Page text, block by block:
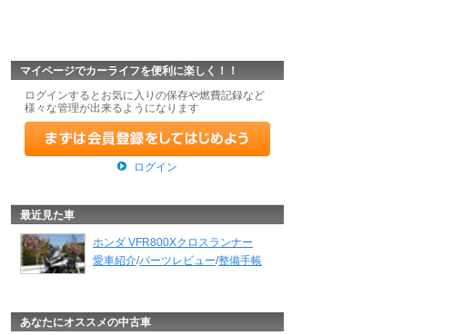
マイページでカーライフを便利に楽しく！！
ログインするとお気に入りの保存や燃費記録など
様々な管理が出来るようになります
ログイン
最近見た車
ホンダ VFR800Xクロスランナー
愛車紹介/パーツレビュー/整備手帳
あなたにオススメの中古車